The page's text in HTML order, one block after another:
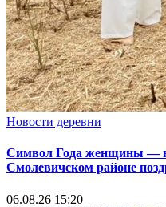
Новости деревни
Символ Года женщины —
Смолевичском районе
06.08.26 15:20